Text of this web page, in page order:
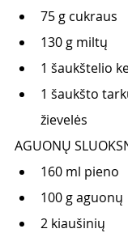
75 g cukraus
130 g miltų
1 šaukštelio
1 šaukšto
žievelės
AGUONŲ
160 ml pieno
100 g aguonų
2 kiaušinių